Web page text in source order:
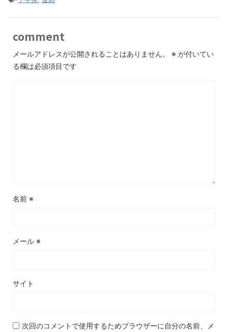
comment
メールアドレスが公開されることはありません。 ※ が付いてい
る欄は必須項目です
名前 ※
メール ※
サイト
次回のコメントで使用するためブラウザーに自分の名前、メ